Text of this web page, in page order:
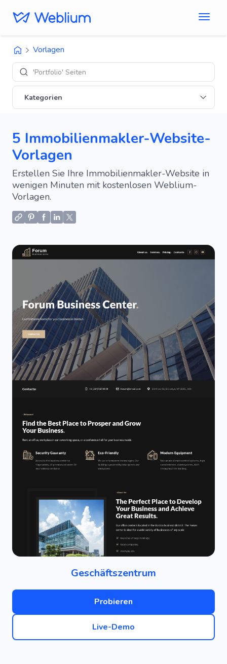
Vorlagen
'Portfolio' Seiten
Kategorien
5 Immobilienmakler-Website-
Vorlagen
Erstellen Sie Ihre Immobilienmakler-Website in
wenigen Minuten mit kostenlosen Weblium-
Vorlagen.
Geschäftszentrum
Probieren
Live-Demo